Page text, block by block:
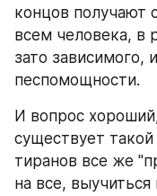
концов получают
всем человека, в
зато зависимого,
песпомощности.
И вопрос
существует
тиранов все же
на все,